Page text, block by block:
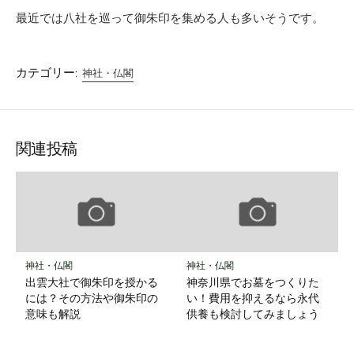
最近では八社を巡って御朱印を集める人も多いそうです。
カテゴリー: 神社・仏閣
関連投稿
神社・仏閣
出雲大社で御朱印を授かる
には？その方法や御朱印の
意味も解説
神社・仏閣
神奈川県でお墓をつくりた
い！費用を抑えるなら永代
供養も検討してみましょう